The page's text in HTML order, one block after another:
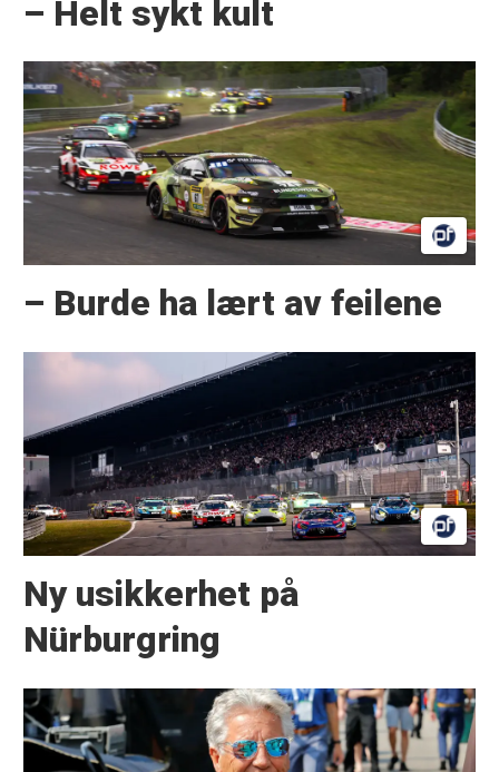
– Helt sykt kult
– Burde ha lært av feilene
Ny usikkerhet på
Nürburgring